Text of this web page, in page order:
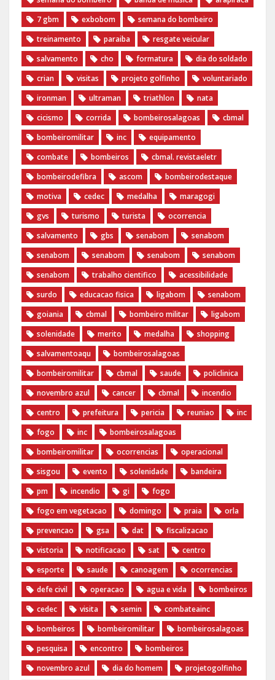
7 gbm
exbobom
semana do bombeiro
treinamento
paraiba
resgate veicular
salvamento
cho formatura
dia do soldado
crian
visitas projeto golfinho
voluntariado
ironman
ultraman triathlon
nata
cicismo
corrida bombeirosalagoas
cbmal
bombeiromilitar
inc
equipamento
combate
bombeiros
cbmal. revistaeletr
bombeirodefibra
ascom
bombeirodestaque
motiva
cedec medalha
maragogi
gvs
turismo turista
ocorrencia
salvamento
gbs senabom
senabom
senabom
senabom senabom
senabom
senabom
trabalho cientifico
acessibilidade
surdo
educacao fisica ligabom
senabom
goiania
cbmal bombeiro militar
ligabom
solenidade
merito medalha
shopping
salvamentoaqu
bombeirosalagoas
bombeiromilitar
cbmal saude
policlinica
novembro azul
cancer cbmal
incendio
centro
prefeitura pericia reuniao
inc
fogo
inc
bombeirosalagoas
bombeiromilitar
ocorrencias
operacional
sisgou
evento solenidade
bandeira
pm
incendio gi
fogo
fogo em vegetacao
domingo praia
orla
prevencao
gsa dat
fiscalizacao
vistoria
notificacao sat
centro
esporte
saude canoagem
ocorrencias
defe civil
operacao agua e vida
bombeiros
cedec
visita semin
combateainc
bombeiros
bombeiromilitar
bombeirosalagoas
pesquisa
encontro
bombeiros
novembro azul
dia do homem
‪projetogolfinho‬